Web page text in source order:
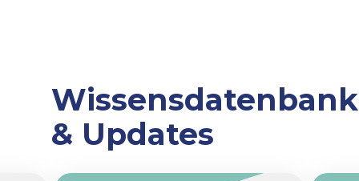
Wissensdatenbank
& Updates